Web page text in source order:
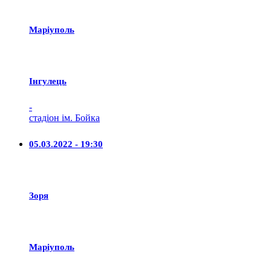
Маріуполь
Iнгулець
-
стадіон ім. Бойка
05.03.2022 - 19:30
Зоря
Маріуполь